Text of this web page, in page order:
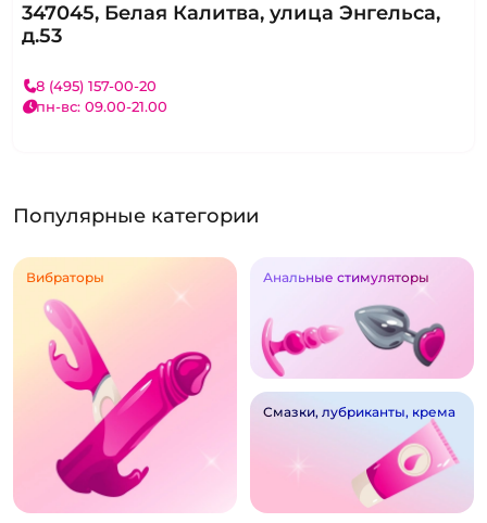
347045, Белая Калитва, улица Энгельса,
д.53
8 (495) 157-00-20
пн-вс: 09.00-21.00
Популярные категории
Вибраторы Анальные стимуляторы
Смазки, лубриканты, крема